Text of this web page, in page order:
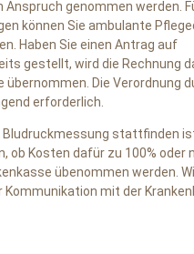
Anspruch genommen werden.
können Sie ambulante
Haben Sie einen Antrag auf
gestellt, wird die Rechnung
übernommen. Die Verordnung
erforderlich.
Bludruckmessung stattfinden
ob Kosten dafür zu 100% oder
übenommen werden.
Kommunikation mit der